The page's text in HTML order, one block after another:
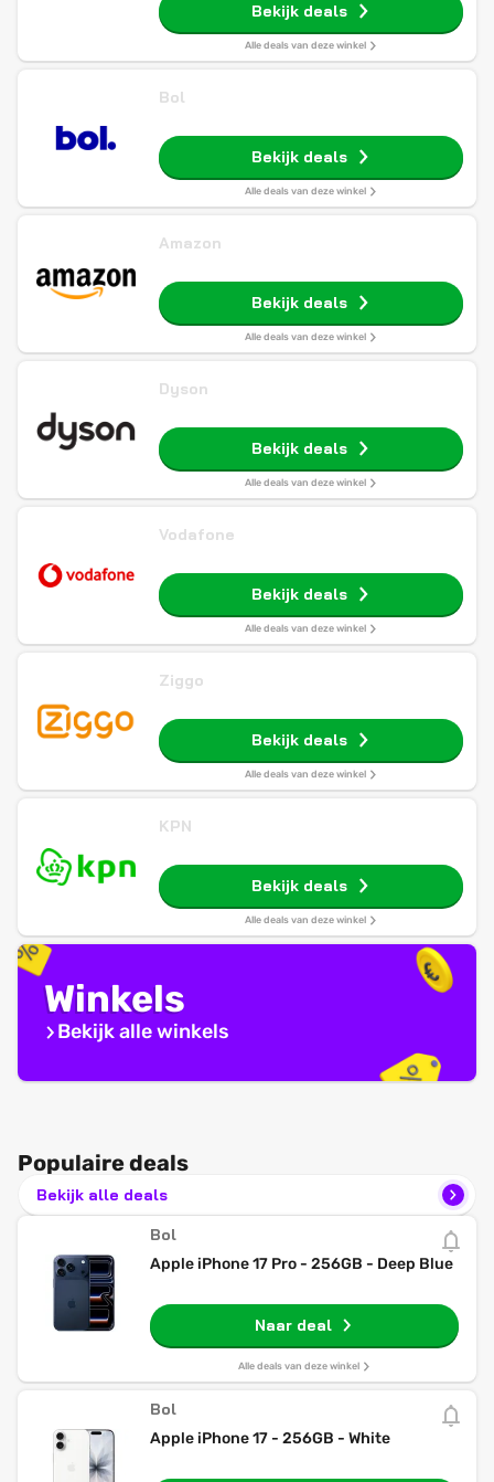
Bekijk deals
Alle deals van deze winkel
Bol
Bekijk deals
Alle deals van deze winkel
Amazon
Bekijk deals
Alle deals van deze winkel
Dyson
Bekijk deals
Alle deals van deze winkel
Vodafone
Bekijk deals
Alle deals van deze winkel
Ziggo
Bekijk deals
Alle deals van deze winkel
KPN
Bekijk deals
Alle deals van deze winkel
Winkels
Bekijk alle winkels
Populaire deals
Bekijk alle deals
Bol
Apple iPhone 17 Pro - 256GB - Deep Blue
Naar deal
Alle deals van deze winkel
Bol
Apple iPhone 17 - 256GB - White